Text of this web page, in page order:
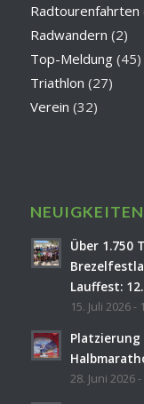
Radtourenfahrten
Radwandern (2)
Top-Meldung(45)
Triathlon (27)
Verein (32)
NEUIGKEITEN
Über 1.750
Lauffest:
15. Juli 2026 -
Platzierung
28. Juni 2026 -